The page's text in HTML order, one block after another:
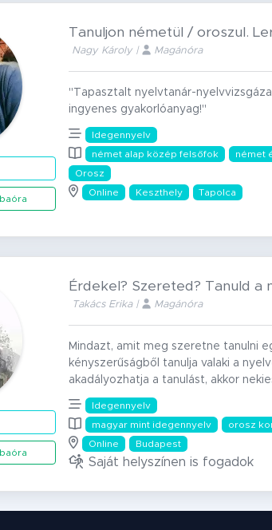
Tanuljon németül / oroszul.
Nagy Károly | Magánóra
"Tapasztalt nyelvtanár-
ingyenes gyakorlóanyag!"
Idegennyelv
német alap közép felsőfok
német
Orosz
Online
Keszthely Tapolca
Érdekel? Szereted? Tanuld a
Takács Erika | Magánóra
Mindazt, amit meg szeretne tanulni
kényszerűságből tanulja valaki a
akadályozhatja a tanulást, akkor
Idegennyelv
magyar mint idegennyelv
orosz
Online
Budapest
Saját helyszínen is fogadok